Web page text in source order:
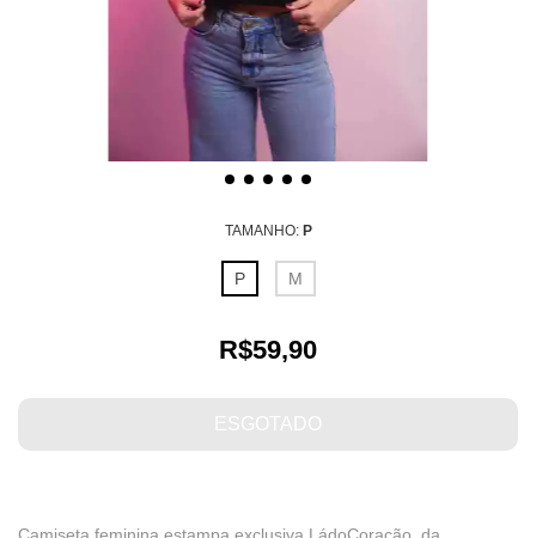
TAMANHO: P
P M
R$59,90